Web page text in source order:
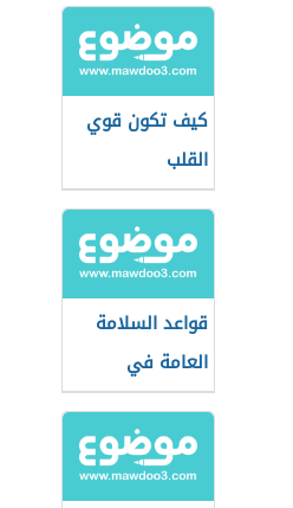
كيف تكون قوي
القلب
قواعد السلامة
العامة في
التعامل مع
الكهرباء